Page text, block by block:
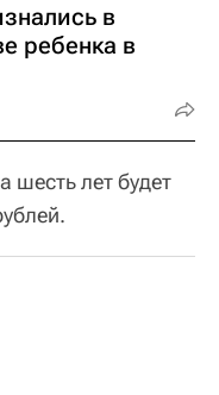
в
ребенка в
шесть лет будет